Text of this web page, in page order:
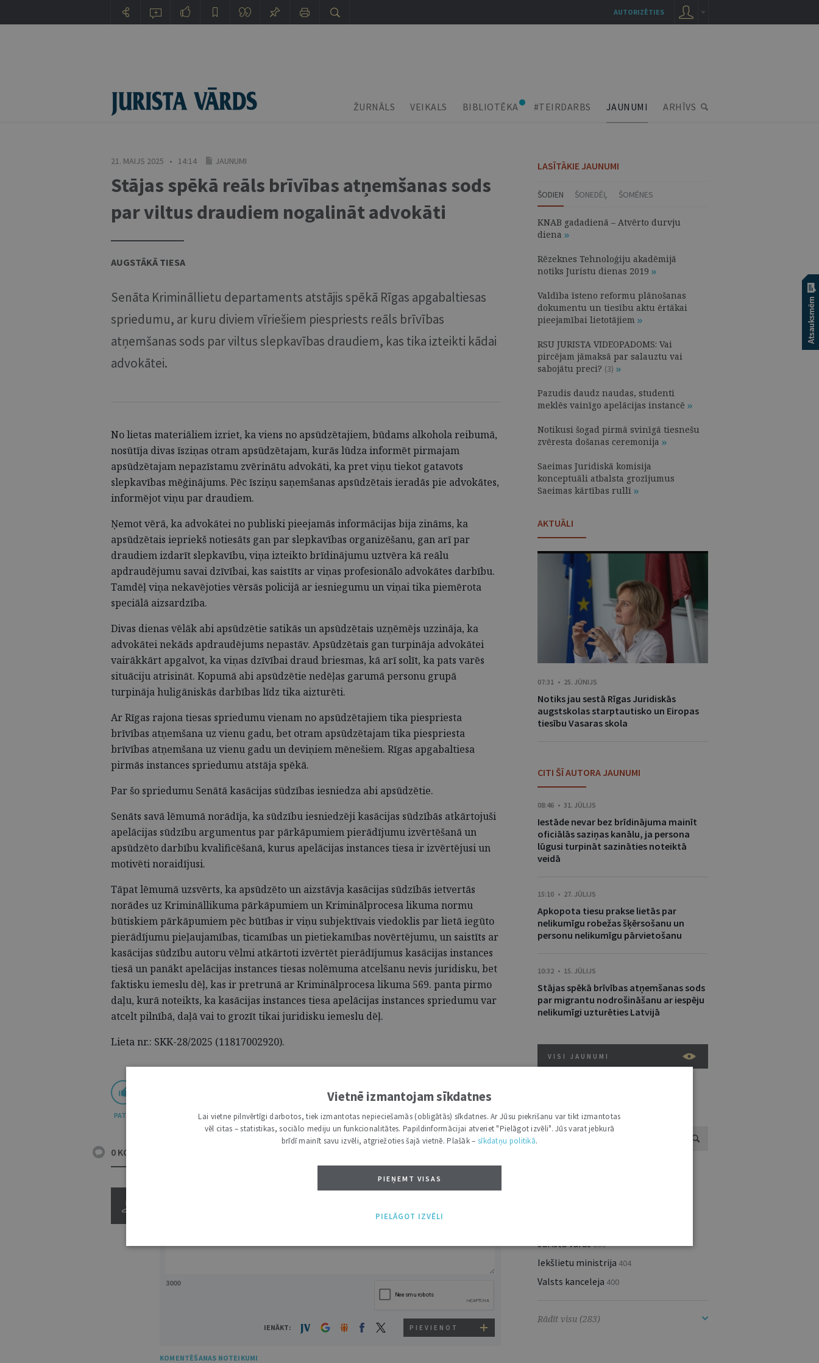
ŽURNĀLS VEIKALS BIBLIOTĒKA #TEIRDARBS JAUNUMI ARHĪVS
21. MAIJS 2025 • 14:14 JAUNUMI
Stājas spēkā reāls brīvības atņemšanas sods
par viltus draudiem nogalināt advokāti
AUGSTĀKĀ TIESA
Senāta Krimināllietu departaments atstājis spēkā Rīgas apgabaltiesas
spriedumu, ar kuru diviem vīriešiem piespriests reāls brīvības
atņemšanas sods par viltus slepkavības draudiem, kas tika izteikti kādai
advokātei.
No lietas materiāliem izriet, ka viens no apsūdzētajiem, būdams alkohola reibumā,
nosūtīja divas īsziņas otram apsūdzētajam, kurās lūdza informēt pirmajam
apsūdzētajam nepazīstamu zvērinātu advokāti, ka pret viņu tiekot gatavots
slepkavības mēģinājums. Pēc īsziņu saņemšanas apsūdzētais ieradās pie advokātes,
informējot viņu par draudiem.
Ņemot vērā, ka advokātei no publiski pieejamās informācijas bija zināms, ka
apsūdzētais iepriekš notiesāts gan par slepkavības organizēšanu, gan arī par
draudiem izdarīt slepkavību, viņa izteikto brīdinājumu uztvēra kā reālu
apdraudējumu savai dzīvībai, kas saistīts ar viņas profesionālo advokātes darbību.
Tamdēļ viņa nekavējoties vērsās policijā ar iesniegumu un viņai tika piemērota
speciālā aizsardzība.
Divas dienas vēlāk abi apsūdzētie satikās un apsūdzētais uzņēmējs uzzināja, ka
advokātei nekāds apdraudējums nepastāv. Apsūdzētais gan turpināja advokātei
vairākkārt apgalvot, ka viņas dzīvībai draud briesmas, kā arī solīt, ka pats varēs
situāciju atrisināt. Kopumā abi apsūdzētie nedēļas garumā personu grupā
turpināja huligāniskās darbības līdz tika aizturēti.
Ar Rīgas rajona tiesas spriedumu vienam no apsūdzētajiem tika piespriesta
brīvības atņemšana uz vienu gadu, bet otram apsūdzētajam tika piespriesta
brīvības atņemšana uz vienu gadu un deviņiem mēnešiem. Rīgas apgabaltiesa
pirmās instances spriedumu atstāja spēkā.
Par šo spriedumu Senātā kasācijas sūdzības iesniedza abi apsūdzētie.
Senāts savā lēmumā norādīja, ka sūdzību iesniedzēji kasācijas sūdzībās atkārtojuši
apelācijas sūdzību argumentus par pārkāpumiem pierādījumu izvērtēšanā un
apsūdzēto darbību kvalificēšanā, kurus apelācijas instances tiesa ir izvērtējusi un
motivēti noraidījusi.
Tāpat lēmumā uzsvērts, ka apsūdzēto un aizstāvja kasācijas sūdzībās ietvertās
norādes uz Krimināllikuma pārkāpumiem un Kriminālprocesa likuma normu
būtiskiem pārkāpumiem pēc būtības ir viņu subjektīvais viedoklis par lietā iegūto
pierādījumu pieļaujamības, ticamības un pietiekamības novērtējumu, un saistīts ar
kasācijas sūdzību autoru vēlmi atkārtoti izvērtēt pierādījumus kasācijas instances
tiesā un panākt apelācijas instances tiesas nolēmuma atcelšanu nevis juridisku, bet
faktisku iemeslu dēļ, kas ir pretrunā ar Kriminālprocesa likuma 569. panta pirmo
daļu, kurā noteikts, ka kasācijas instances tiesa apelācijas instances spriedumu var
atcelt pilnībā, daļā vai to grozīt tikai juridisku iemeslu dēļ.
Lieta nr.: SKK-28/2025 (11817002920).
PATĪK DRUKĀT
0 KOMENTĀRI
3000
IENĀKT: PIEVIENOT
KOMENTĒŠANAS NOTEIKUMI
LASĪTĀKIE JAUNUMI
ŠODIEN ŠONEDĒĻ ŠOMĒNES
KNAB gadadienā – Atvērto durvju
diena
Rēzeknes Tehnoloģiju akadēmijā
notiks Juristu dienas 2019
Valdība īsteno reformu plānošanas
dokumentu un tiesību aktu ērtākai
pieejamībai lietotājiem
RSU JURISTA VIDEOPADOMS: Vai
pircējam jāmaksā par salauztu vai
sabojātu preci? (3)
Pazudis daudz naudas, studenti
meklēs vainīgo apelācijas instancē
Notikusi šogad pirmā svinīgā tiesnešu
zvēresta došanas ceremonija
Saeimas Juridiskā komisija
konceptuāli atbalsta grozījumus
Saeimas kārtības rullī
AKTUĀLI
07:31 • 25. JŪNIJS
Notiks jau sestā Rīgas Juridiskās
augstskolas starptautisko un Eiropas
tiesību Vasaras skola
CITI ŠĪ AUTORA JAUNUMI
08:46 • 31. JŪLIJS
Iestāde nevar bez brīdinājuma mainīt
oficiālās saziņas kanālu, ja persona
lūgusi turpināt sazināties noteiktā
veidā
15:10 • 27. JŪLIJS
Apkopota tiesu prakse lietās par
nelikumīgu robežas šķērsošanu un
personu nelikumīgu pārvietošanu
10:32 • 15. JŪLIJS
Stājas spēkā brīvības atņemšanas sods
par migrantu nodrošināšanu ar iespēju
nelikumīgi uzturēties Latvijā
VISI JAUNUMI
Jurista Vārds666
Iekšlietu ministrija 404
Valsts kanceleja 400
Rādīt visu (283)
AUTORIZĒTIES
Vietnē izmantojam sīkdatnes
Lai vietne pilnvērtīgi darbotos, tiek izmantotas nepieciešamās (obligātās) sīkdatnes. Ar Jūsu piekrišanu var tikt izmantotas
vēl citas – statistikas, sociālo mediju un funkcionalitātes. Papildinformācijai atveriet "Pielāgot izvēli". Jūs varat jebkurā
brīdī mainīt savu izvēli, atgriežoties šajā vietnē. Plašāk – sīkdatņu politikā.
PIEŅEMT VISAS
PIELĀGOT IZVĒLI